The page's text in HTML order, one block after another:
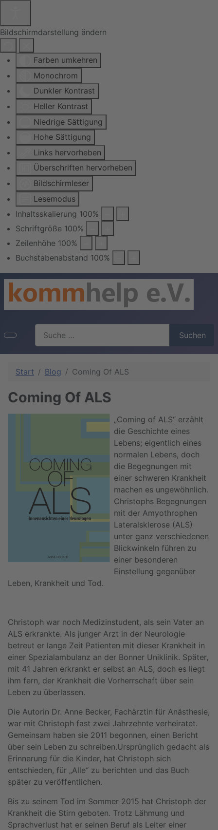
Bildschirmdarstellung ändern
Farben umkehren
Monochrom
Dunkler Kontrast
Heller Kontrast
Niedrige Sättigung
Hohe Sättigung
Links hervorheben
Überschriften hervorheben
Bildschirmleser
Lesemodus
Inhaltsskalierung 100%
Schriftgröße 100%
Zeilenhöhe 100%
Buchstabenabstand 100%
Suchen
Start Blog Coming Of ALS
Coming Of ALS
„Coming of ALS“ erzählt
die Geschichte eines
Lebens; eigentlich eines
normalen Lebens, doch
die Begegnungen mit
einer schweren Krankheit
machen es ungewöhnlich.
Christophs Begegnungen
mit der Amyothrophen
Lateralsklerose (ALS)
unter ganz verschiedenen
Blickwinkeln führen zu
einer besonderen
Einstellung gegenüber
Leben, Krankheit und Tod.
Christoph war noch Medizinstudent, als sein Vater an
ALS erkrankte. Als junger Arzt in der Neurologie
betreut er lange Zeit Patienten mit dieser Krankheit in
einer Spezialambulanz an der Bonner Uniklinik. Später,
mit 41 Jahren erkrankt er selbst an ALS, doch es liegt
ihm fern, der Krankheit die Vorherrschaft über sein
Leben zu überlassen.
Die Autorin Dr. Anne Becker, Fachärztin für Anästhesie,
war mit Christoph fast zwei Jahrzehnte verheiratet.
Gemeinsam haben sie 2011 begonnen, einen Bericht
über sein Leben zu schreiben.Ursprünglich gedacht als
Erinnerung für die Kinder, hat Christoph sich
entschieden, für „Alle“ zu berichten und das Buch
später zu veröffentlichen.
Bis zu seinem Tod im Sommer 2015 hat Christoph der
Krankheit die Stirn geboten. Trotz Lähmung und
Sprachverlust hat er seinen Beruf als Leiter einer